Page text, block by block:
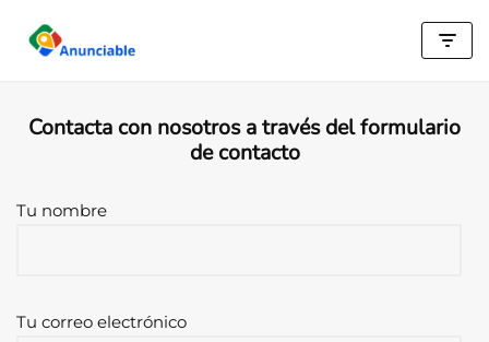
Saltar
Contacta con nosotros a través del formulario
de contacto
Tu nombre
Tu correo electrónico